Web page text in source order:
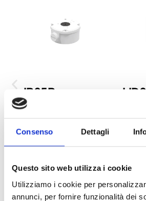
Consenso Dettagli
Questo sito web utilizza i cookie
Utilizziamo i cookie per
annunci, per fornire funzionalità dei
JB05B
caméra Bullet, 104,4 x
mm